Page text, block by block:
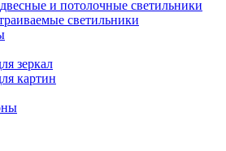
и потолочные светильники
светильники
зеркал
картин